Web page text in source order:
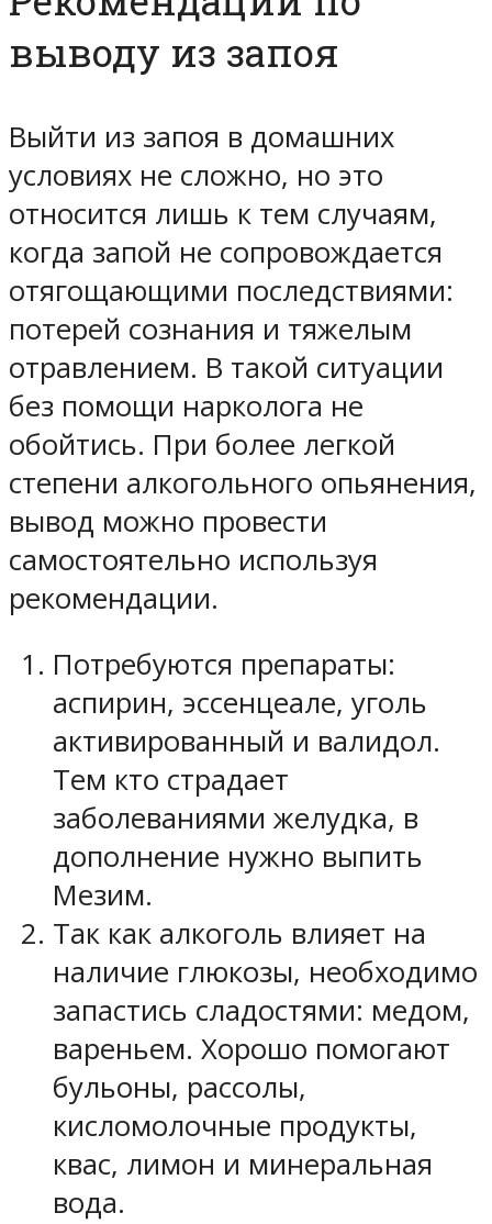
выводу из запоя
Выйти из запоя в домашних
условиях не сложно, но это
относится лишь к тем случаям,
когда запой не сопровождается
отягощающими последствиями:
потерей сознания и тяжелым
отравлением. В такой ситуации
без помощи нарколога не
обойтись. При более легкой
степени алкогольного опьянения,
вывод можно провести
самостоятельно используя
рекомендации.
Потребуются препараты:
аспирин, эссенцеале, уголь
активированный и валидол.
Тем кто страдает
заболеваниями желудка, в
дополнение нужно выпить
Мезим.
Так как алкоголь влияет на
наличие глюкозы, необходимо
запастись сладостями: медом,
вареньем. Хорошо помогают
бульоны, рассолы,
кисломолочные продукты,
квас, лимон и минеральная
вода.